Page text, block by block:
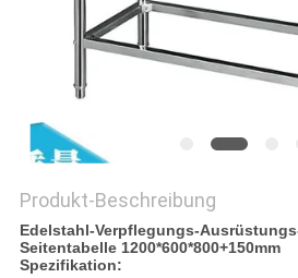
PRIVACY
POLICY
Produkt-Beschreibung
Edelstahl-Verpflegungs-
Seitentabelle 1200*600*800+150mm
Spezifikation: